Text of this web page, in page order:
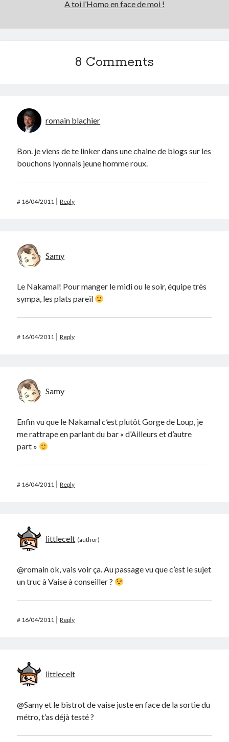
A toi l’Homo en face de moi !
8 Comments
romain blachier
Bon. je viens de te linker dans une chaine de blogs sur les
bouchons lyonnais jeune homme roux.
# 16/04/2011 Reply
Samy
Le Nakamal! Pour manger le midi ou le soir, équipe très
sympa, les plats pareil
# 16/04/2011 Reply
Samy
Enfin vu que le Nakamal c’est plutôt Gorge de Loup, je
me rattrape en parlant du bar « d’Ailleurs et d’autre
part »
# 16/04/2011 Reply
littlecelt
@romain ok, vais voir ça. Au passage vu que c’est le sujet
un truc à Vaise à conseiller ?
# 16/04/2011 Reply
littlecelt
@Samy et le bistrot de vaise juste en face de la sortie du
métro, t’as déjà testé ?